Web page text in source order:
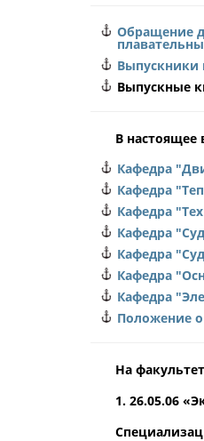
Обращение
Выпускники
Выпускные
В настоящее
Кафедра
Кафедра
Кафедра
Кафедра
Кафедра
Кафедра
Кафедра
Положение
На
1. 26.05.06